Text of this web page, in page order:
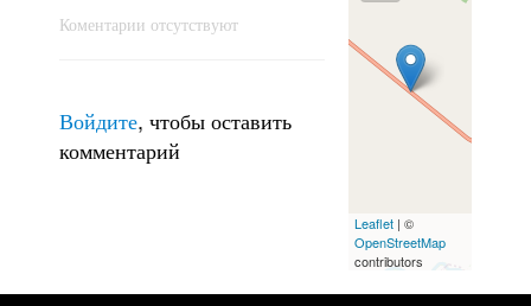
Коментарии отсутствуют
Войдите, чтобы оставить
комментарий
Leaflet| ©
OpenStreetMap
contributors